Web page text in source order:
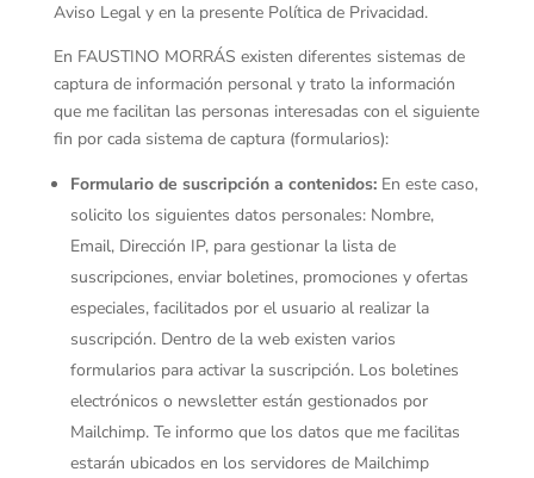
Aviso Legal y en la presente Política de Privacidad.
En FAUSTINO MORRÁS existen diferentes sistemas de
captura de información personal y trato la información
que me facilitan las personas interesadas con el siguiente
fin por cada sistema de captura (formularios):
Formulario de suscripción a contenidos: En este caso,
solicito los siguientes datos personales: Nombre,
Email, Dirección IP, para gestionar la lista de
suscripciones, enviar boletines, promociones y ofertas
especiales, facilitados por el usuario al realizar la
suscripción. Dentro de la web existen varios
formularios para activar la suscripción. Los boletines
electrónicos o newsletter están gestionados por
Mailchimp. Te informo que los datos que me facilitas
estarán ubicados en los servidores de Mailchimp